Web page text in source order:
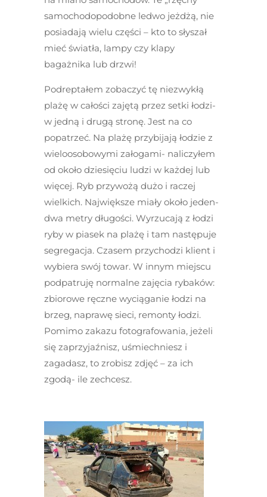
samochodopodobne ledwo jeżdżą, nie
posiadają wielu części – kto to słyszał
mieć światła, lampy czy klapy
bagażnika lub drzwi!
Podreptałem zobaczyć tę niezwykłą
plażę w całości zajętą przez setki łodzi-
w jedną i drugą stronę. Jest na co
popatrzeć. Na plażę przybijają łodzie z
wieloosobowymi załogami- naliczyłem
od około dziesięciu ludzi w każdej lub
więcej. Ryb przywożą dużo i raczej
wielkich. Największe miały około jeden-
dwa metry długości. Wyrzucają z łodzi
ryby w piasek na plażę i tam następuje
segregacja. Czasem przychodzi klient i
wybiera swój towar. W innym miejscu
podpatruję normalne zajęcia rybaków:
zbiorowe ręczne wyciąganie łodzi na
brzeg, naprawę sieci, remonty łodzi.
Pomimo zakazu fotografowania, jeżeli
się zaprzyjaźnisz, uśmiechniesz i
zagadasz, to zrobisz zdjęć – za ich
zgodą- ile zechcesz.